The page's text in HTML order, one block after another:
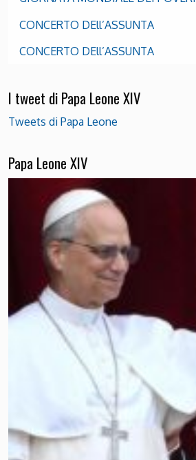
CONCERTO DEll’ASSUNTA
CONCERTO DEll’ASSUNTA
I tweet di Papa Leone XIV
Tweets di Papa Leone
Papa Leone XIV